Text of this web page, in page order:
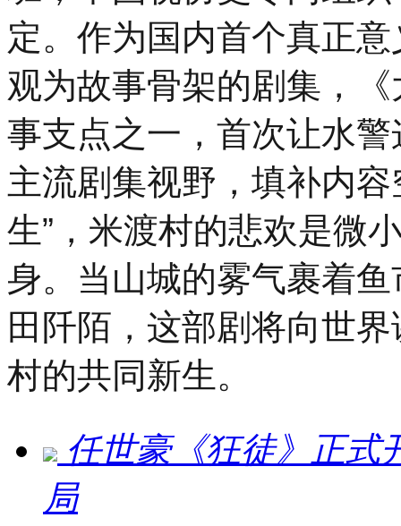
定。作为国内首个真正
观为故事骨架的剧集，
事支点之一，首次让水警
主流剧集视野，填补内容
生”，米渡村的悲欢是微
身。当山城的雾气裹着
田阡陌，这部剧将向世
村的共同新生。
任世豪《狂徒》正式
局